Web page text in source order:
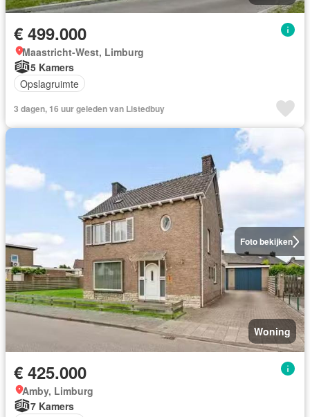
€ 499.000
Maastricht-West, Limburg
5 Kamers
Opslagruimte
3 dagen, 16 uur geleden van Listedbuy
Foto bekijken
Woning
€ 425.000
Amby, Limburg
7 Kamers